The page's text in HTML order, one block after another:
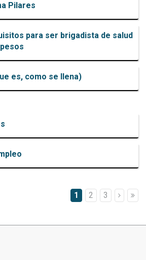
Pilares
para ser brigadista de salud
es, como se llena)
Página
1 Page
2 Page
3